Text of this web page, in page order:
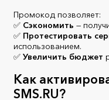
Промокод позволяет:
✅ Сэкономить —
✅ Протестировать
использованием.
✅ Увеличить бюджет
Как
SMS.RU?